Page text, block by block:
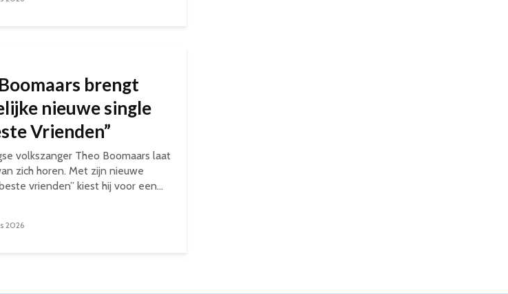
brengt
nieuwe single
Vrienden”
volkszanger Theo Boomaars laat
zich horen. Met zijn nieuwe
vrienden” kiest hij voor een...
2026